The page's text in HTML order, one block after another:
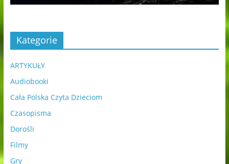
Kategorie
ARTYKUŁY
Audiobooki
Cała Polska Czyta Dzieciom
Czasopisma
Dorośli
Filmy
Gry